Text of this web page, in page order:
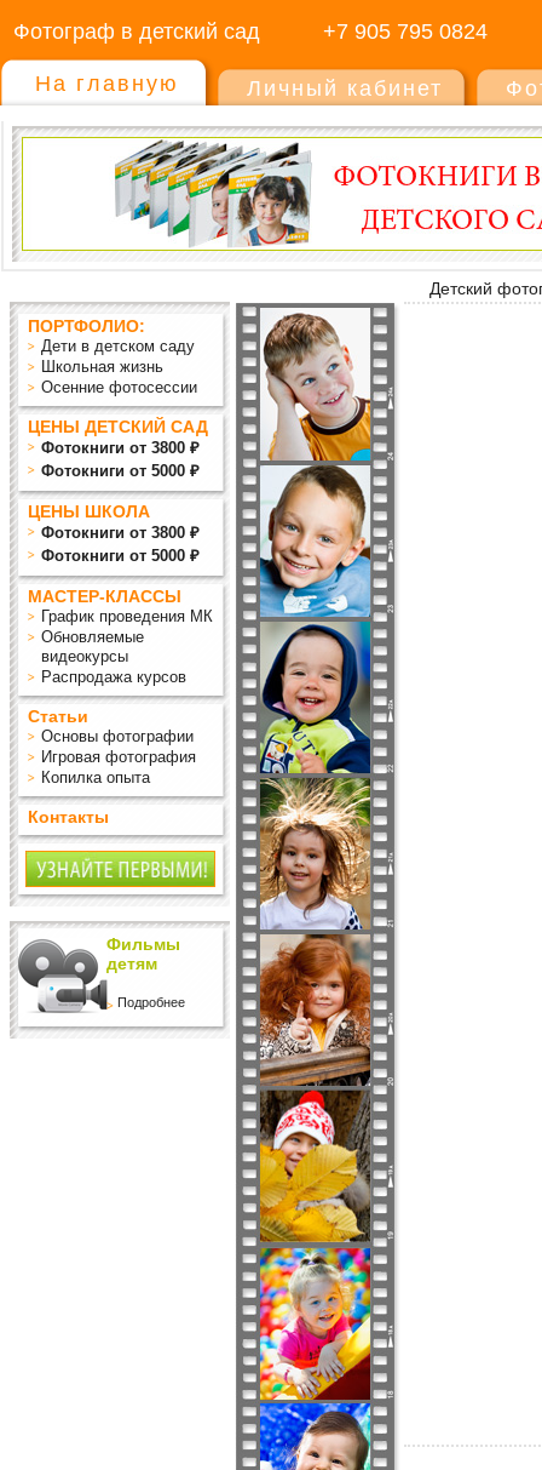
Фотограф в детский сад +7 905 795 0824
На главную Личный кабинет
Детский
ПОРТФОЛИО:
Дети в детском саду
Школьная жизнь
Осенние фотосессии
ЦЕНЫ ДЕТСКИЙ САД
Фотокниги от 3800 ₽
Фотокниги от 5000 ₽
ЦЕНЫ ШКОЛА
Фотокниги от 3800 ₽
Фотокниги от 5000 ₽
МАСТЕР-КЛАССЫ
График проведения МК
Обновляемые
видеокурсы
Распродажа курсов
Статьи
Основы фотографии
Игровая фотография
Копилка опыта
Контакты
Фильмы
детям
Подробнее